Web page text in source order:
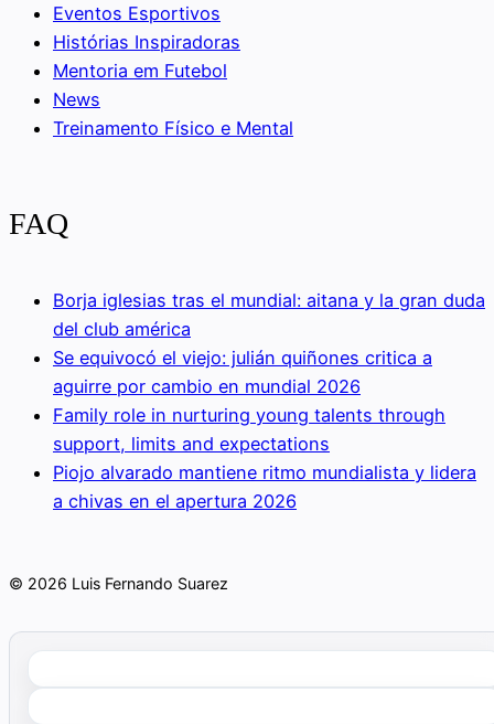
Eventos Esportivos
Histórias Inspiradoras
Mentoria em Futebol
News
Treinamento Físico e Mental
FAQ
Borja iglesias tras el mundial: aitana y la gran duda
del club américa
Se equivocó el viejo: julián quiñones critica a
aguirre por cambio en mundial 2026
Family role in nurturing young talents through
support, limits and expectations
Piojo alvarado mantiene ritmo mundialista y lidera
a chivas en el apertura 2026
© 2026 Luis Fernando Suarez